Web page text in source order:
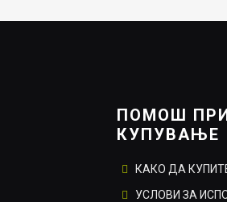
ПОМОШ
КУПУВАЊЕ
КАКО ДА
УСЛОВИ ЗА